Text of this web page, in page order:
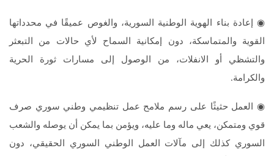
◉ إعادة بناء الهوية الوطنية السورية، والغوص عميقًا في محدداتها
القوية والمتماسكة، دون إمكانية السماح لأي حالات من التبعثر
والتشظي أو الانفلات، من الوصول إلى مسارات ثورة الحرية
والكرامة.
◉ العمل حثيثًا على رسم ملامح عمل تنظيمي وطني سوري صرف
قوي ومتمكن، يعي ماله وما عليه، ويؤمن بما يمكن أن يوصله والشعب
السوري كذلك إلى مآلات العمل الوطني السوري الحقيقي، دون